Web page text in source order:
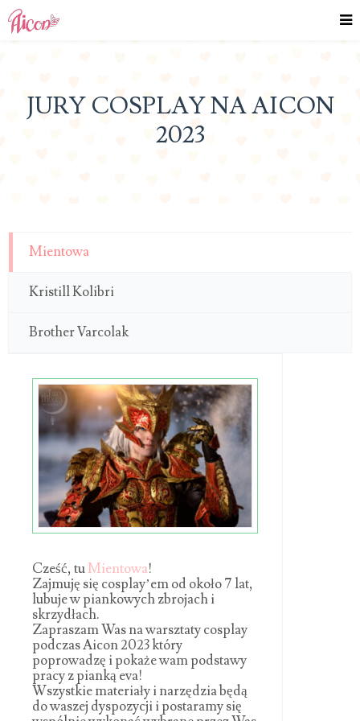
JURY COSPLAY NA AICON
2023
Mientowa
Kristill Kolibri
Brother Varcolak
Cześć, tuMientowa!
Zajmuję się cosplay’em od około 7 lat,
lubuje w piankowych zbrojach i
skrzydłach.
Zapraszam Was na warsztaty cosplay
podczas Aicon 2023 który
poprowadzę i pokaże wam podstawy
pracy z pianką eva!
Wszystkie materiały i narzędzia będą
do waszej dyspozycji i postaramy się